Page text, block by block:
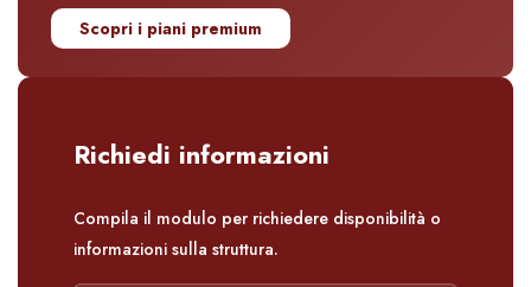
Scopri i piani premium
Richiedi informazioni
Compila il modulo per richiedere disponibilità o
informazioni sulla struttura.